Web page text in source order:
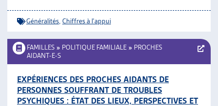
Généralités Chiffres à l'appui
FAMILLES » POLITIQUE FAMILIALE » PROCHES
AIDANT-E-S
EXPÉRIENCES DES PROCHES AIDANTS DE
PERSONNES SOUFFRANT DE TROUBLES
PSYCHIQUES : ÉTAT DES LIEUX, PERSPECTIVES ET